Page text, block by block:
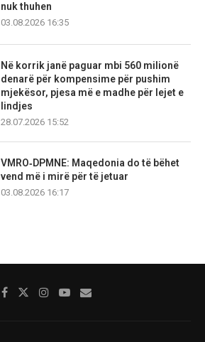
nuk thuhen
03.08.2026 16:35
Në korrik janë paguar mbi 560 milionë
denarë për kompensime për pushim
mjekësor, pjesa më e madhe për lejet e
lindjes
28.07.2026 15:52
VMRO‑DPMNE: Maqedonia do të bëhet
vend më i mirë për të jetuar
03.08.2026 16:17